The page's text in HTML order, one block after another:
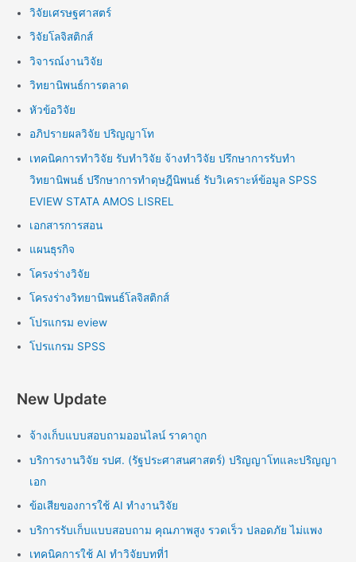
วิจัยเศรษฐศาสตร์
วิจัยโลจิสติกส์
วิจารณ์งานวิจัย
วิทยานิพนธ์การตลาด
หัวข้อวิจัย
อภิปรายผลวิจัย ปริญญาโท
เทคนิคการทำวิจัย รับทำวิจัย จ้างทำวิจัย ปรึกษาการรับทำ
วิทยานิพนธ์ ปรึกษาการทำดุษฎีนิพนธ์ รับวิเคราะห์ข้อมูล SPSS
EVIEW STATA AMOS LISREL
เอกสารการสอน
แผนธุรกิจ
โครงร่างวิจัย
โครงร่างวิทยานิพนธ์โลจิสติกส์
โปรแกรม eview
โปรแกรม SPSS
New Update
จ้างเก็บแบบสอบถามออนไลน์ ราคาถูก
บริการงานวิจัย รปศ. (รัฐประศาสนศาสตร์) ปริญญาโทและปริญญา
เอก
ข้อเสียของการใช้ AI ทำงานวิจัย
บริการรับเก็บแบบสอบถาม คุณภาพสูง รวดเร็ว ปลอดภัย ไม่แพง
เทคนิคการใช้ AI ทำวิจัยบทที่1